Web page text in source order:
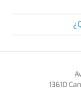
13610